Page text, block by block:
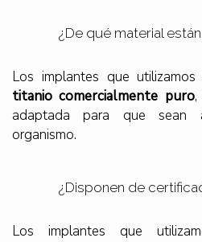
¿De qué material
Los implantes que
titanio comercialmente puro,
adaptada para que sean
organismo.
¿Disponen de
Los implantes que